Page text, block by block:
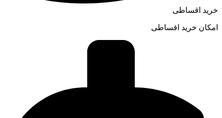
خرید اقساطی
امکان خرید اقساطی